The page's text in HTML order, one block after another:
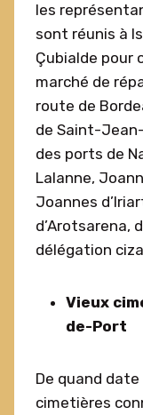
les
sont réunis à
Çubialde pour
marché de
route de
de Saint-
des ports de
Lalanne,
Joannes
d’Arotsarena,
délégation
Vieux
de-Port
De quand
cimetières